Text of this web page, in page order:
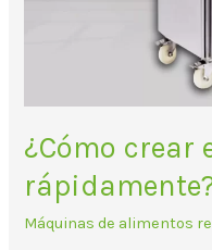
¿Cómo crear
Máquinas de alimentos